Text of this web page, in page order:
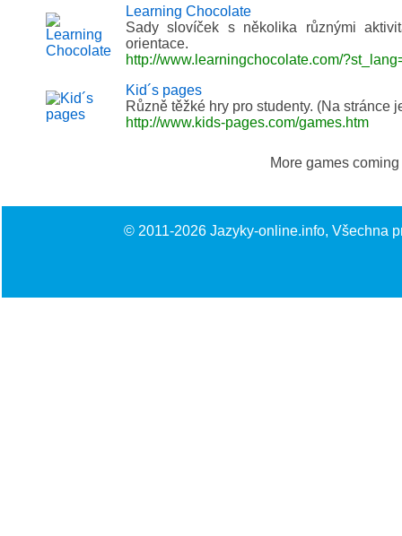
Learning Chocolate
Sady slovíček s několika různými
orientace.
http://www.learningchocolate.com/
Kid´s pages
Různě těžké hry pro studenty. (Na stránce
http://www.kids-pages.com/games.htm
More games
© 2011-2026 Jazyky-online.info, Všechna